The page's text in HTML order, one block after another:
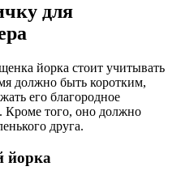
для
йорка стоит учитывать
должно быть коротким,
его благородное
Кроме того, оно должно
друга.
йорка